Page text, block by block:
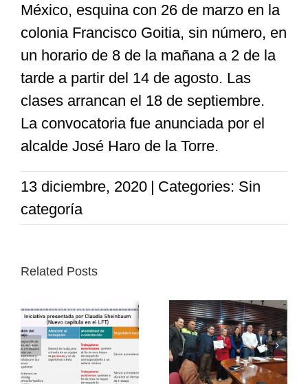
México, esquina con 26 de marzo en la
colonia Francisco Goitia, sin número, en
un horario de 8 de la mañana a 2 de la
tarde a partir del 14 de agosto. Las
clases arrancan el 18 de septiembre.
La convocatoria fue anunciada por el
alcalde José Haro de la Torre.
13 diciembre, 2020 | Categories: Sin
categoría
Related Posts